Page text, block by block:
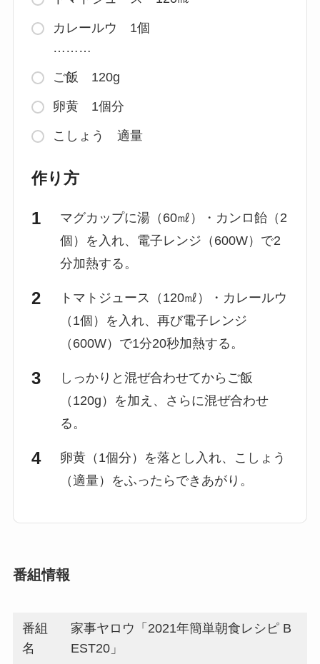
カレールウ 1個
………
ご飯 120g
卵黄 1個分
こしょう 適量
作り方
マグカップに湯（60㎖）・カンロ飴（2
個）を入れ、電子レンジ（600W）で2
分加熱する。
トマトジュース（120㎖）・カレールウ
（1個）を入れ、再び電子レンジ
（600W）で1分20秒加熱する。
しっかりと混ぜ合わせてからご飯
（120g）を加え、さらに混ぜ合わせ
る。
卵黄（1個分）を落とし入れ、こしょう
（適量）をふったらできあがり。
番組情報
番組
名
家事ヤロウ「2021年簡単朝食レシピ B
EST20」